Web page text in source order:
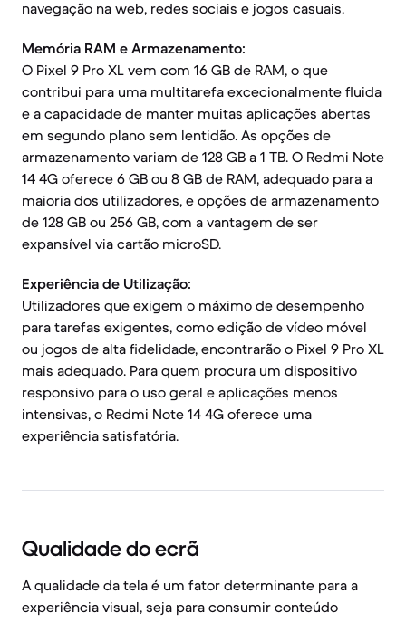
navegação na web, redes sociais e jogos casuais.
Memória RAM e Armazenamento:
O Pixel 9 Pro XL vem com 16 GB de RAM, o que
contribui para uma multitarefa excecionalmente fluida
e a capacidade de manter muitas aplicações abertas
em segundo plano sem lentidão. As opções de
armazenamento variam de 128 GB a 1 TB. O Redmi Note
14 4G oferece 6 GB ou 8 GB de RAM, adequado para a
maioria dos utilizadores, e opções de armazenamento
de 128 GB ou 256 GB, com a vantagem de ser
expansível via cartão microSD.
Experiência de Utilização:
Utilizadores que exigem o máximo de desempenho
para tarefas exigentes, como edição de vídeo móvel
ou jogos de alta fidelidade, encontrarão o Pixel 9 Pro XL
mais adequado. Para quem procura um dispositivo
responsivo para o uso geral e aplicações menos
intensivas, o Redmi Note 14 4G oferece uma
experiência satisfatória.
Qualidade do ecrã
A qualidade da tela é um fator determinante para a
experiência visual, seja para consumir conteúdo